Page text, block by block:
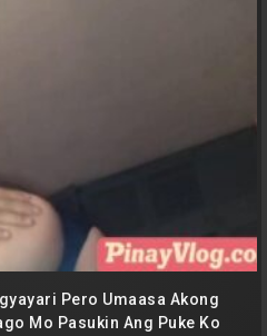
Pero Umaasa Akong
Mo Pasukin Ang Puke Ko